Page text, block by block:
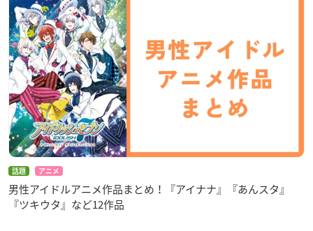
話題 アニメ
男性アイドルアニメ作品まとめ！『アイナナ』『あんスタ』
『ツキウタ』など12作品